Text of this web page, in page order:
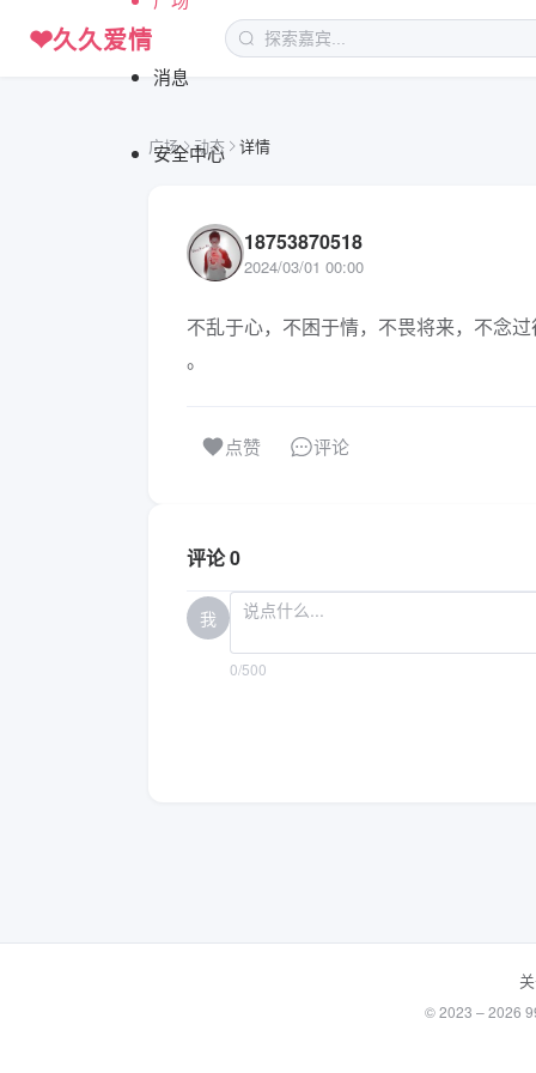
❤久久爱情
消息
安全中心
广场 动态 详情
18753870518
2024/03/01 00:00
不乱于心，不困于情，不畏将来，不念
。
点赞 评论
评论 0
我
0/500
© 2023 – 2026